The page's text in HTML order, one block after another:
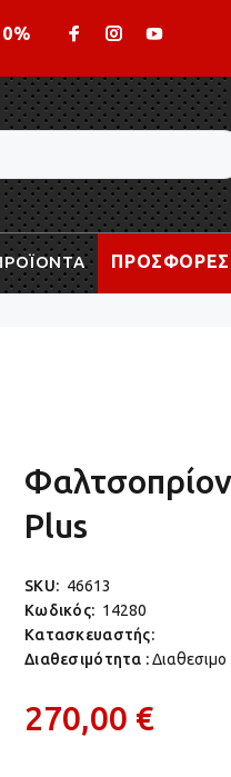
ΠΡΟΣΦΟΡΕΣ
Plus
SKU: 46613
Κωδικός: 14280
Κατασκευαστής:
Διαθεσιμότητα :Διαθεσιμο
270,00 €